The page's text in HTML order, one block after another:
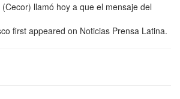
llamó hoy a que el mensaje del
first appeared on Noticias Prensa Latina.